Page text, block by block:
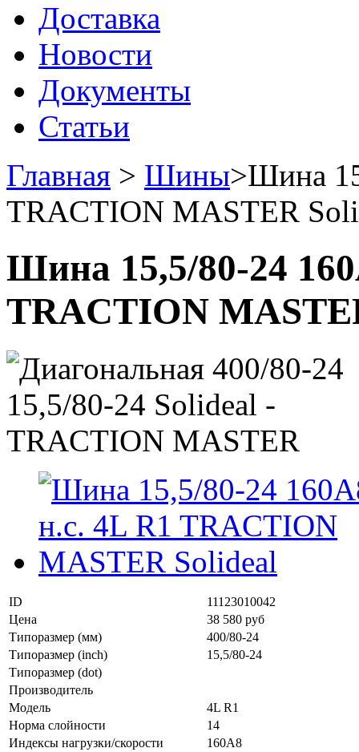
Доставка
Новости
Документы
Статьи
Главная > Шины>Шина
TRACTION MASTER
Шина 15,5/80-24
TRACTION
ID
11123010042
Цена
38 580 руб
Типоразмер (мм)
400/80-24
Типоразмер (inch)
15,5/80-24
Типоразмер (dot)
Производитель
Модель
4L R1
Норма слойности
14
Индексы нагрузки/скорости
160А8